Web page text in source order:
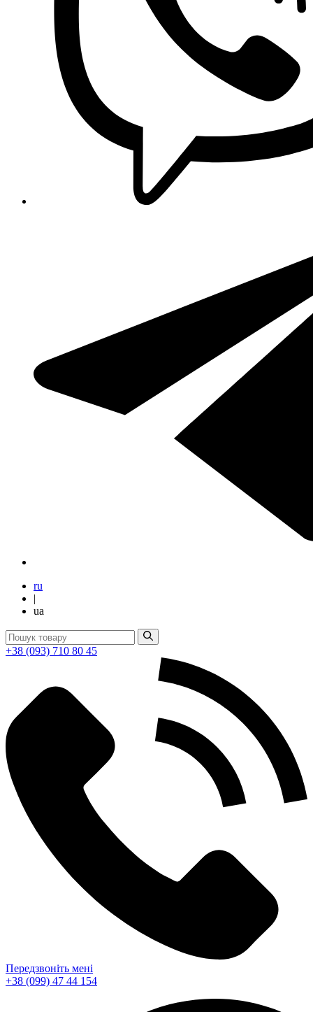
ru
|
ua
+38 (093) 710 80 45
Передзвоніть мені
+38 (099) 47 44 154